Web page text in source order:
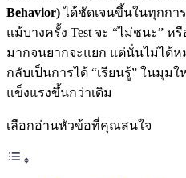
Behavior)ได้ชัดเจนขึ้นในทุกก
แม้บางครั้ง Test จะ “ไม่ชนะ”
มากจนยากจะแยก แต่นั่นไม่ได้
กลับเป็นการได้ “เรียนรู้” ในมุม
แข็งแรงขึ้นกว่าเดิม
เลือกอ่านหัวข้อที่คุณสนใจ